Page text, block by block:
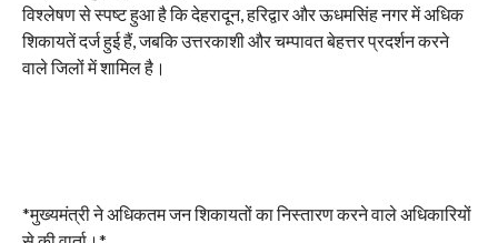
विश्लेषण से स्पष्ट हुआ है कि देहरादून, हरिद्वार और ऊधमसिंह नगर में अधिक
शिकायतें दर्ज हुई हैं, जबकि उत्तरकाशी और चम्पावत बेहत्तर प्रदर्शन करने
वाले जिलों में शामिल है।
*मुख्यमंत्री ने अधिकतम जन शिकायतों का निस्तारण करने वाले अधिकारियों